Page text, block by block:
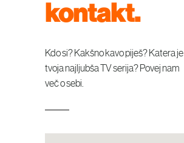
kontakt.
Kdo si? Kakšno kavo piješ? Katera je
tvoja najljubša TV serija? Povej nam
več o sebi.